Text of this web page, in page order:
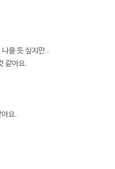
을 듯 싶지만..
같아요.
요.